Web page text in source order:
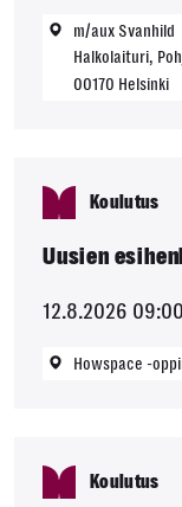
m/aux Svanhild
Halkolaituri,
00170 Helsinki
Koulutus
Uusien
12.8.2026 09:00
Howspace -
Koulutus